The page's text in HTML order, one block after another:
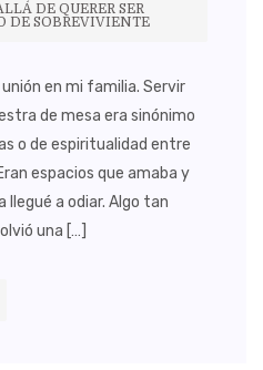
DE QUERER SER
DE SOBREVIVIENTE
en mi familia. Servir
de mesa era sinónimo
o de espiritualidad entre
espacios que amaba y
llegué a odiar. Algo tan
una […]